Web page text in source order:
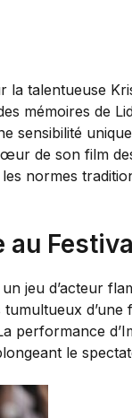
talentueuse
mémoires de
sensibilité
de son film
normes
jeu d’acteur
d’une
performance
le